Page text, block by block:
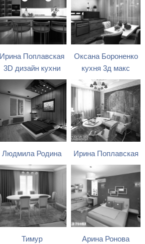
Ирина Поплавская
3D дизайн кухни
Оксана Бороненко
кухня 3д макс
Людмила Родина Ирина Поплавская
Тимур
Арина Ронова